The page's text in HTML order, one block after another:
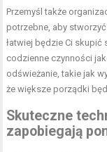
Przemyśl także
potrzebne, aby
łatwiej będzie Ci skupić
codzienne czynności
odświeżanie, takie jak
że większe porządki
Skuteczne
zapobiegają